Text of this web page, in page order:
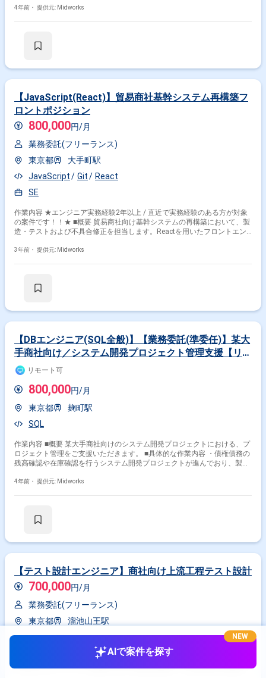
画いただきます。 ・以下2点において、二次商社向けにPoCを実施予定 ・
1名 ・実務クラスで各領域を担当している方：3名(二次商社との調整役) ・
4年前・ 提供元: Midworks
【JavaScript(React)】貿易商社基幹システム再構築フ
ロントポジション
800,000円/月
業務委託(フリーランス)
東京都
大手町駅
JavaScript
Git
React
SE
作業内容 ★エンジニア実務経験2年以上 / 直近で実務経験のある方が対象
の案件です！！★ ■概要 貿易商社向け基幹システムの再構築において、製
造・テストおよび不具合修正を担当します。Reactを用いたフロントエン
いた基幹システムの開発 ・製造、テスト、不具合修正
3年前・ 提供元: Midworks
【DBエンジニア(SQL全般)】【業務委託(準委任)】某大
手商社向け／システム開発プロジェクト管理支援【リモ
ートOK】
リモート可
800,000円/月
東京都
麹町駅
SQL
作業内容 ■概要 某大手商社向けのシステム開発プロジェクトにおける、プ
ロジェクト管理をご支援いただきます。 ■具体的な作業内容 ・債権債務の
残高確認や在庫確認を行うシステム開発プロジェクトが進んでおり、製造
PMへの報告など)をPMの下でご担当いただきます。 ・また、DWH保守チ
4年前・ 提供元: Midworks
【テスト設計エンジニア】商社向け上流工程テスト設計
700,000円/月
業務委託(フリーランス)
東京都
溜池山王駅
ト、ニアショアやユーザーとの調整まで、上流工程のテスト業務を包括的
AIで案件を探す
NEW